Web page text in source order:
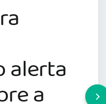
alerta
a